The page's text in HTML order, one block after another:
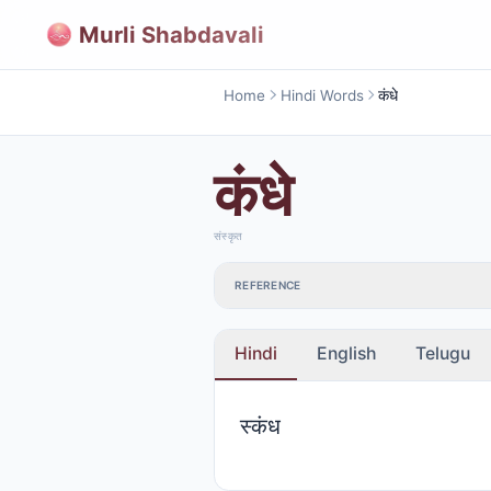
Murli Shabdavali
Home Hindi Words कंधे
कंधे
संस्कृत
REFERENCE
Hindi English Telugu
स्कंध